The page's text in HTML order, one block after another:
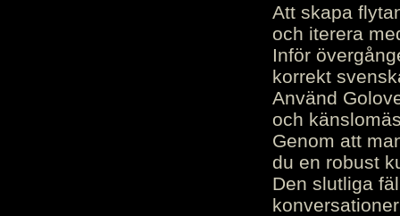
Att skapa
och iterera
Inför
korrekt
Använd
och
Genom att
du en robust
Den slutliga